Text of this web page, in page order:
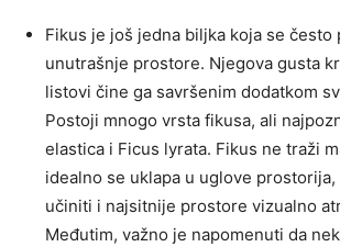
Fikus je još jedna biljka koja se često
unutrašnje prostore. Njegova gusta
listovi čine ga savršenim dodatkom
Postoji mnogo vrsta fikusa, ali
elastica i Ficus lyrata. Fikus ne traži
idealno se uklapa u uglove prostorija,
učiniti i najsitnije prostore vizualno
Međutim, važno je napomenuti da